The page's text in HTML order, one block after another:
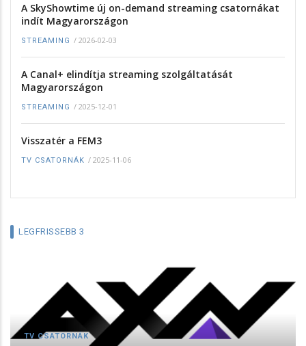
A SkyShowtime új on-demand streaming csatornákat
indít Magyarországon
STREAMING / 2026-02-03
A Canal+ elindítja streaming szolgáltatását
Magyarországon
STREAMING / 2025-12-01
Visszatér a FEM3
TV CSATORNÁK / 2025-11-06
LEGFRISSEBB 3
TV CSATORNÁK